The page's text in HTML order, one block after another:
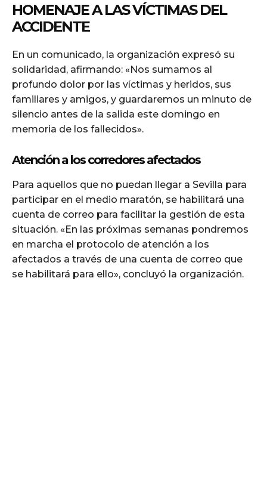
HOMENAJE A LAS VÍCTIMAS DEL
ACCIDENTE
En un comunicado, la organización expresó su
solidaridad, afirmando: «Nos sumamos al
profundo dolor por las víctimas y heridos, sus
familiares y amigos, y guardaremos un minuto de
silencio antes de la salida este domingo en
memoria de los fallecidos».
Atención a los corredores afectados
Para aquellos que no puedan llegar a Sevilla para
participar en el medio maratón, se habilitará una
cuenta de correo para facilitar la gestión de esta
situación. «En las próximas semanas pondremos
en marcha el protocolo de atención a los
afectados a través de una cuenta de correo que
se habilitará para ello», concluyó la organización.